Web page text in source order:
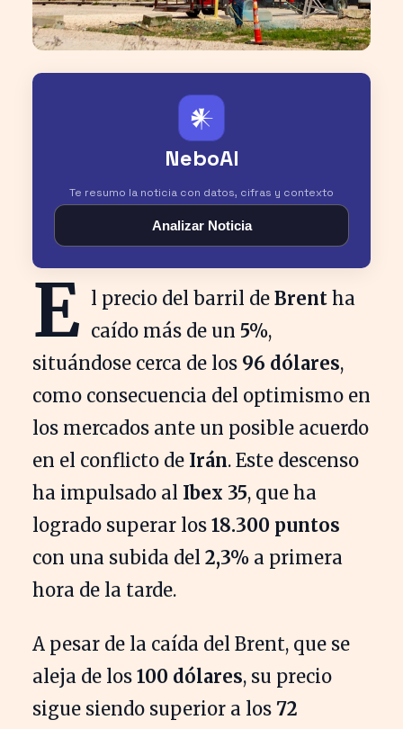
𒀭
NeboAI
Te resumo la noticia con datos, cifras y contexto
Analizar Noticia
E l precio del barril de Brent ha
caído más de un 5%,
situándose cerca de los 96 dólares,
como consecuencia del optimismo en
los mercados ante un posible acuerdo
en el conflicto de Irán. Este descenso
ha impulsado al Ibex 35, que ha
logrado superar los 18.300 puntos
con una subida del 2,3% a primera
hora de la tarde.
A pesar de la caída del Brent, que se
aleja de los 100 dólares, su precio
sigue siendo superior a los 72